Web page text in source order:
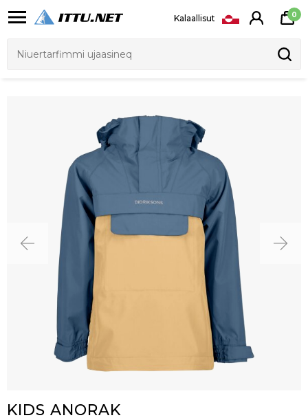
Kalaallisut 0
KIDS ANORAK